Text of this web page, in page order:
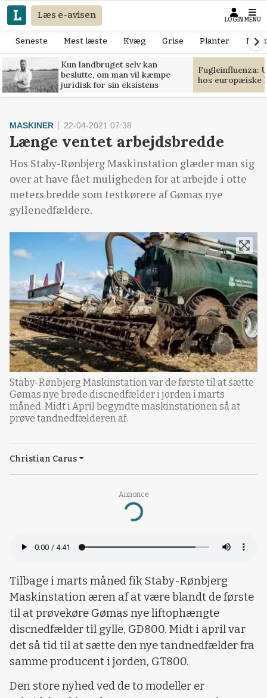
Læs e-avisen LOGIN MENU
Seneste Mest læste Kvæg Grise Planter
Kun landbruget selv kan
beslutte, om man vil kæmpe
juridisk for sin eksistens
Fugleinfluenza:
hos europæiske
Annonce
Loading...
MASKINER 22-04-2021 07:38
Længe ventet arbejdsbredde
Hos Staby-Rønbjerg Maskinstation glæder man sig
over at have fået muligheden for at arbejde i otte
meters bredde som testkørere af Gømas nye
gyllenedfældere.
Staby-Rønbjerg Maskinstation var de første til at sætte
Gømas nye brede discnedfælder i jorden i marts
måned. Midt i April begyndte maskinstationen så at
prøve tandnedfælderen af.
Christian Carus
Tilbage i marts måned fik Staby-Rønbjerg
Maskinstation æren af at være blandt de første
til at prøvekøre Gømas nye liftophængte
discnedfælder til gylle, GD800. Midt i april var
det så tid til at sætte den nye tandnedfælder fra
samme producent i jorden, GT800.
Den store nyhed ved de to modeller er